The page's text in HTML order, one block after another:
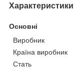
Характеристики
Основні
Виробник
Країна виробник
Стать